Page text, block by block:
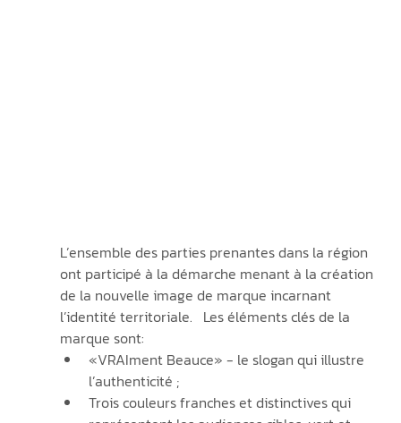
L’ensemble des parties prenantes dans la région
ont participé à la démarche menant à la création
de la nouvelle image de marque incarnant
l’identité territoriale.   Les éléments clés de la
marque sont:
«VRAIment Beauce» - le slogan qui illustre
l’authenticité ;
Trois couleurs franches et distinctives qui